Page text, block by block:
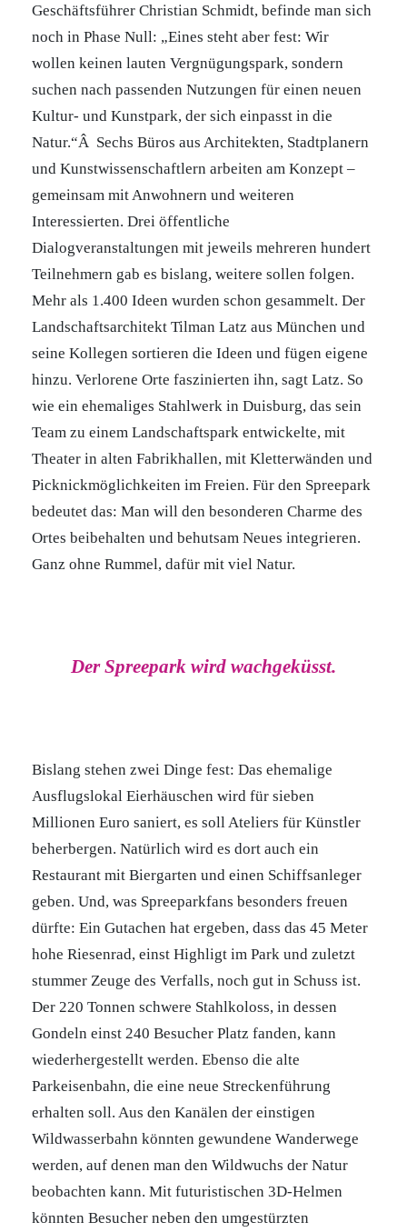
Geschäftsführer Christian Schmidt, befinde man sich
noch in Phase Null: „Eines steht aber fest: Wir
wollen keinen lauten Vergnügungspark, sondern
suchen nach passenden Nutzungen für einen neuen
Kultur- und Kunstpark, der sich einpasst in die
Natur.“Â Sechs Büros aus Architekten, Stadtplanern
und Kunstwissenschaftlern arbeiten am Konzept –
gemeinsam mit Anwohnern und weiteren
Interessierten. Drei öffentliche
Dialogveranstaltungen mit jeweils mehreren hundert
Teilnehmern gab es bislang, weitere sollen folgen.
Mehr als 1.400 Ideen wurden schon gesammelt. Der
Landschaftsarchitekt Tilman Latz aus München und
seine Kollegen sortieren die Ideen und fügen eigene
hinzu. Verlorene Orte faszinierten ihn, sagt Latz. So
wie ein ehemaliges Stahlwerk in Duisburg, das sein
Team zu einem Landschaftspark entwickelte, mit
Theater in alten Fabrikhallen, mit Kletterwänden und
Picknickmöglichkeiten im Freien. Für den Spreepark
bedeutet das: Man will den besonderen Charme des
Ortes beibehalten und behutsam Neues integrieren.
Ganz ohne Rummel, dafür mit viel Natur.
Der Spreepark wird wachgeküsst.
Bislang stehen zwei Dinge fest: Das ehemalige
Ausflugslokal Eierhäuschen wird für sieben
Millionen Euro saniert, es soll Ateliers für Künstler
beherbergen. Natürlich wird es dort auch ein
Restaurant mit Biergarten und einen Schiffsanleger
geben. Und, was Spreeparkfans besonders freuen
dürfte: Ein Gutachen hat ergeben, dass das 45 Meter
hohe Riesenrad, einst Highligt im Park und zuletzt
stummer Zeuge des Verfalls, noch gut in Schuss ist.
Der 220 Tonnen schwere Stahlkoloss, in dessen
Gondeln einst 240 Besucher Platz fanden, kann
wiederhergestellt werden. Ebenso die alte
Parkeisenbahn, die eine neue Streckenführung
erhalten soll. Aus den Kanälen der einstigen
Wildwasserbahn könnten gewundene Wanderwege
werden, auf denen man den Wildwuchs der Natur
beobachten kann. Mit futuristischen 3D-Helmen
könnten Besucher neben den umgestürzten